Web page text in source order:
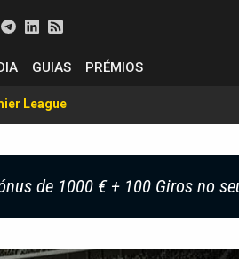
GUIAS PRÉMIOS
League
de 1000 € + 100 Giros no